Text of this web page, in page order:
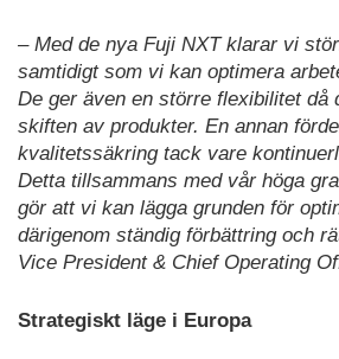
– Med de nya Fuji NXT klarar vi
samtidigt som vi kan optimera
De ger även en större flexibilitet då
skiften av produkter. En annan
kvalitetssäkring tack vare
Detta tillsammans med vår höga
gör att vi kan lägga grunden för
därigenom ständig förbättring och
Vice President & Chief Operating
Strategiskt läge i Europa